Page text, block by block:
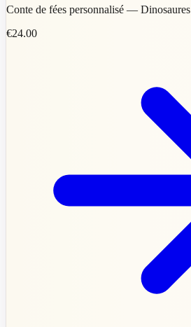
Conte de fées personnalisé — Dinosaures
€24.00